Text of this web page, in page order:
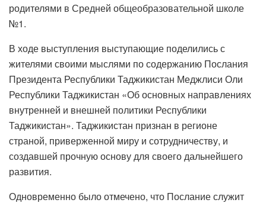
родителями в Средней общеобразовательной школе
№1.
В ходе выступления выступающие поделились с
жителями своими мыслями по содержанию Послания
Президента Республики Таджикистан Меджлиси Оли
Республики Таджикистан «Об основных направлениях
внутренней и внешней политики Республики
Таджикистан». Таджикистан признан в регионе
страной, приверженной миру и сотрудничеству, и
создавшей прочную основу для своего дальнейшего
развития.
Одновременно было отмечено, что Послание служит